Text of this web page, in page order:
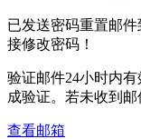
已发送密码重置邮
接修改密码！
验证邮件24小时内
成验证。若未收到邮
查看邮箱